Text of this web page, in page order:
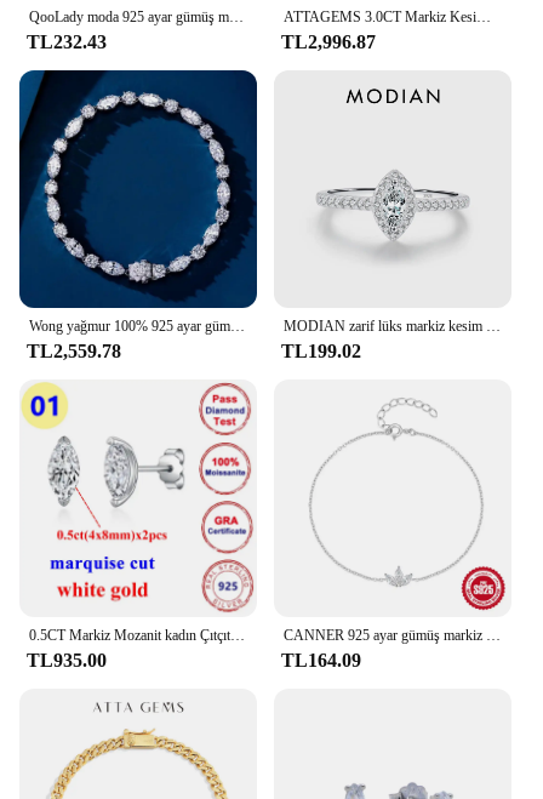
QooLady moda 925 ayar gümüş markiz kesim kübik zirkon göz kamaştırıcı düğün nişan yüzükler kadınlar için güzel takı SE012
TL232.43
ATTAGEMS 3.0CT Markiz Kesim Mozanit Alyans Kadınlar Için 14*7mm Lab Elmas S925 Ayar Gümüş Düğün Parti Takı
TL2,996.87
Wong yağmur 100% 925 ayar gümüş yuvarlak markiz kesim simüle mozanit taş lüks bilezikler güzel takı noel hediyesi
TL2,559.78
MODIAN zarif lüks markiz kesim kadınlar için CZ yüzük 925 ayar gümüş yüzük düğün nişan hediye güzel takı aksesuarları
TL199.02
TL935.00 TL164.09